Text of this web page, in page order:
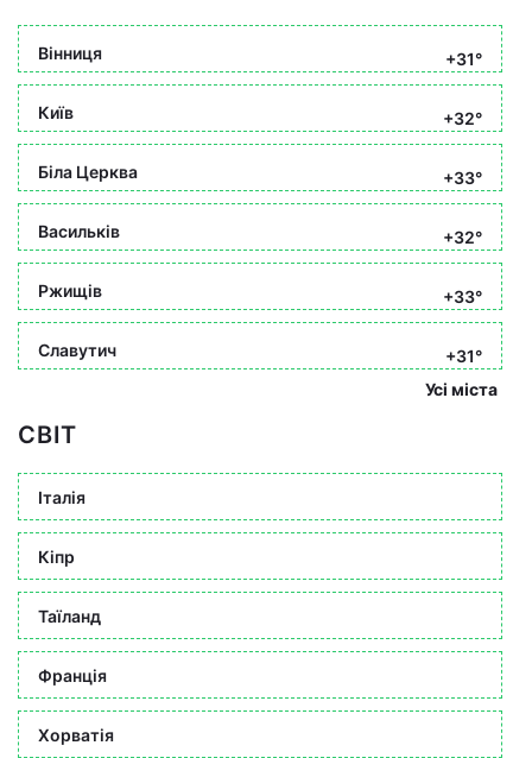
Вінниця +31°
Київ +32°
Біла Церква +33°
Васильків +32°
Ржищів +33°
Славутич
+31°
Усі міста
СВІТ
Італія
Кіпр
Таїланд
Франція
Хорватія